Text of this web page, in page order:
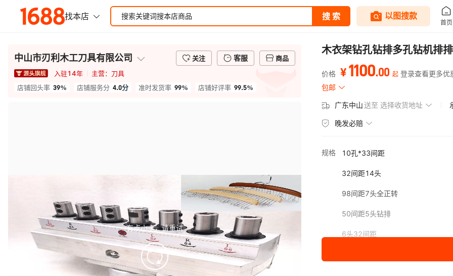
中山市刃利木工刀具有限公司 关注 客服
商品
入驻14年 主营： 刀具
店铺回头率 39% 店铺服务分 4.0分 准时发货率 99% 店铺好评率 99.5%
有点小卡，请重试
retry
木衣架钻孔钻排多孔钻机排
价格 ¥1100.00 起 登录查看更多优
包邮
广东中山送至 选择收货地址
晚发必赔
规格 10孔*33间距
32间距14头
98间距7头全正转
50间距5头钻排
6头32间距